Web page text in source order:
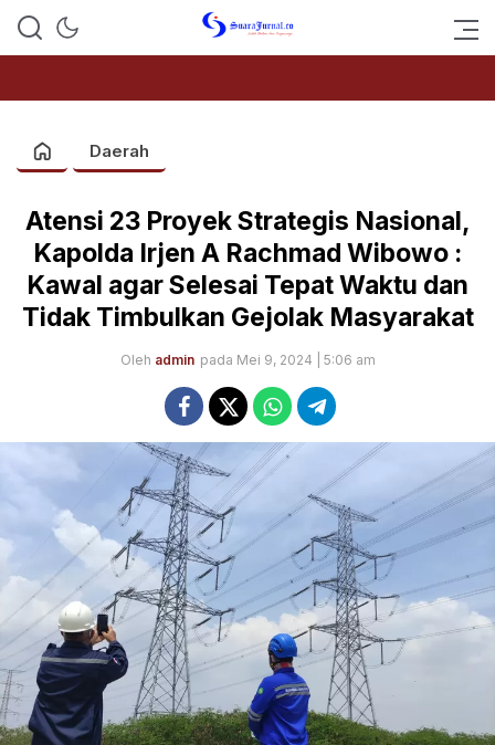
SUARAJURNAL.CO
Daerah
Atensi 23 Proyek Strategis Nasional,
Kapolda Irjen A Rachmad Wibowo :
Kawal agar Selesai Tepat Waktu dan
Tidak Timbulkan Gejolak Masyarakat
Oleh admin pada Mei 9, 2024 | 5:06 am